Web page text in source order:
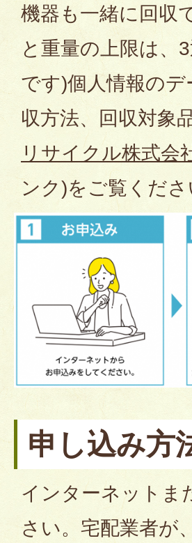
機器も一緒に回収
と重量の上限は、
です)個人情報の
収方法、回収対象
リサイクル株式会
ンク)をご覧くださ
申し込み方
インターネットま
さい。宅配業者が